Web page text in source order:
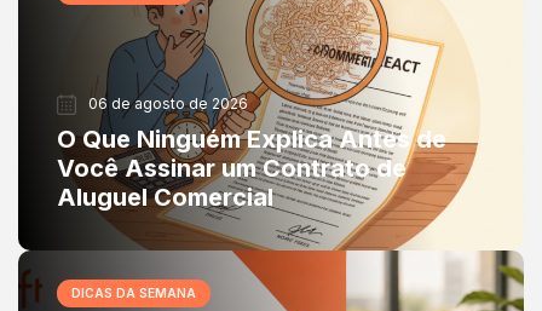
06 de agosto de 2026
O Que Ninguém Explica Antes de
Você Assinar um Contrato de
Aluguel Comercial
DICAS DA SEMANA